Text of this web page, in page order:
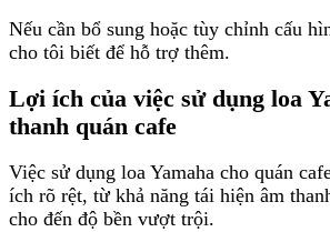
Nếu cần bổ sung hoặc tùy chỉnh cấu
cho tôi biết để hỗ trợ thêm.
Lợi ích của việc sử dụng loa
thanh quán cafe
Việc sử dụng loa Yamaha cho quán
ích rõ rệt, từ khả năng tái hiện âm
cho đến độ bền vượt trội.